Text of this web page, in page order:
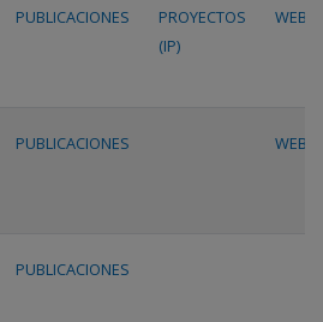
PUBLICACIONES
PROYECTOS
(IP)
WEB
PUBLICACIONES WEB
PUBLICACIONES